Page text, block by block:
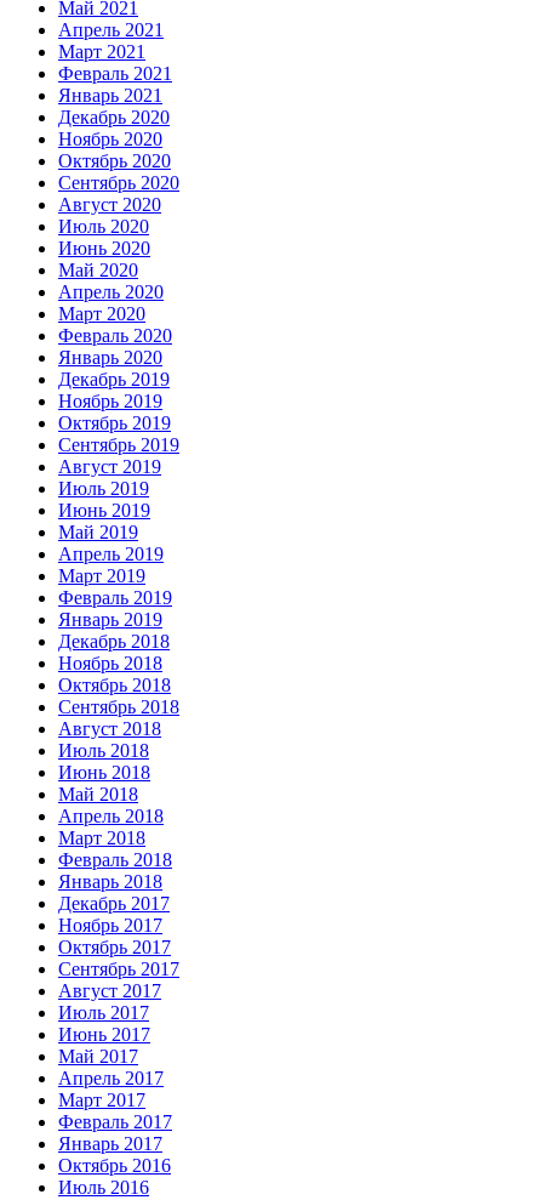
Май 2021
Апрель 2021
Март 2021
Февраль 2021
Январь 2021
Декабрь 2020
Ноябрь 2020
Октябрь 2020
Сентябрь 2020
Август 2020
Июль 2020
Июнь 2020
Май 2020
Апрель 2020
Март 2020
Февраль 2020
Январь 2020
Декабрь 2019
Ноябрь 2019
Октябрь 2019
Сентябрь 2019
Август 2019
Июль 2019
Июнь 2019
Май 2019
Апрель 2019
Март 2019
Февраль 2019
Январь 2019
Декабрь 2018
Ноябрь 2018
Октябрь 2018
Сентябрь 2018
Август 2018
Июль 2018
Июнь 2018
Май 2018
Апрель 2018
Март 2018
Февраль 2018
Январь 2018
Декабрь 2017
Ноябрь 2017
Октябрь 2017
Сентябрь 2017
Август 2017
Июль 2017
Июнь 2017
Май 2017
Апрель 2017
Март 2017
Февраль 2017
Январь 2017
Октябрь 2016
Июль 2016